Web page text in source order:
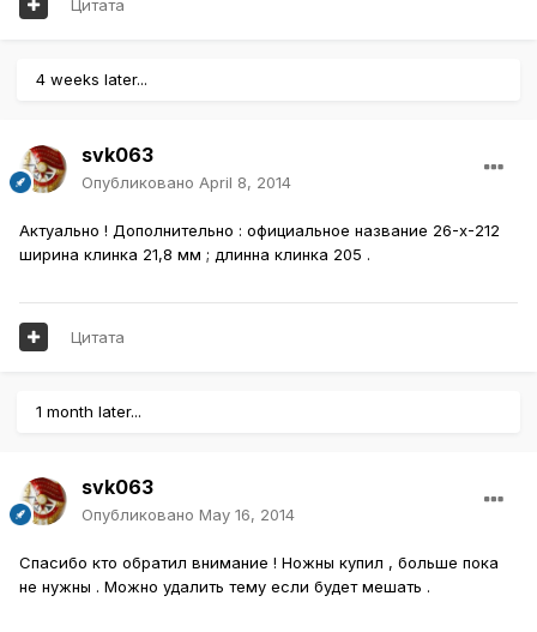
Цитата
4 weeks later...
svk063
Опубликовано April 8, 2014
Актуально ! Дополнительно : официальное название 26-х-212
ширина клинка 21,8 мм ; длинна клинка 205 .
Цитата
1 month later...
svk063
Опубликовано May 16, 2014
Спасибо кто обратил внимание ! Ножны купил , больше пока
не нужны . Можно удалить тему если будет мешать .